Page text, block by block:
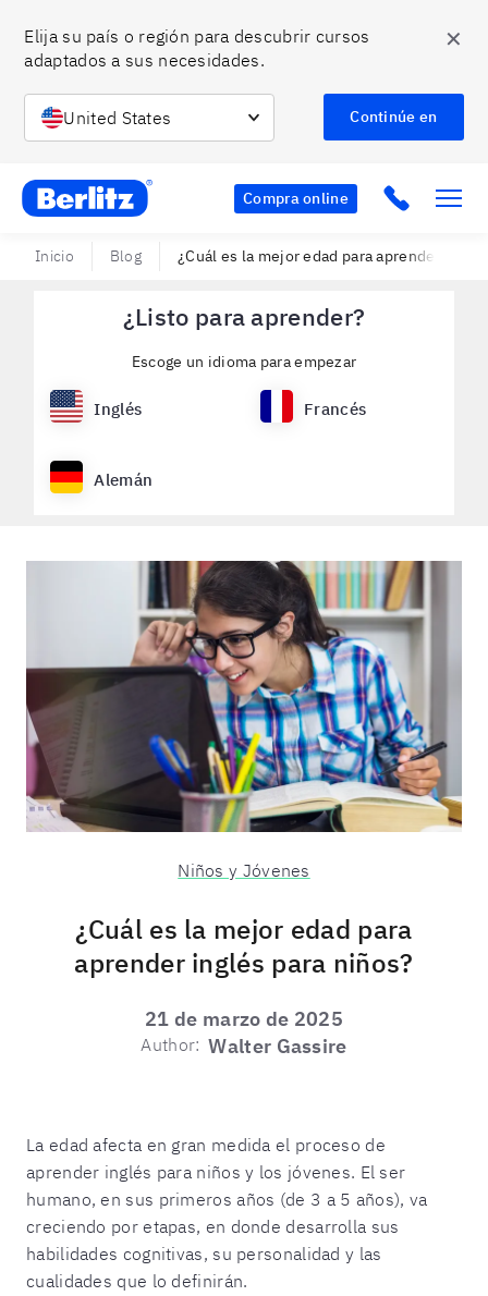
Elija su país o región para descubrir cursos
adaptados a sus necesidades.
United States Continúe en
✕
Berlitz CO Compra online Click to
Inicio Blog ¿Cuál es la mejor edad para aprender
¿Listo para aprender?
Escoge un idioma para empezar
Inglés Francés
Alemán
Niños y Jóvenes
¿Cuál es la mejor edad para
aprender inglés para niños?
21 de marzo de 2025
Author: Walter Gassire
La edad afecta en gran medida el proceso de
aprender inglés para niños y los jóvenes. El ser
humano, en sus primeros años (de 3 a 5 años), va
creciendo por etapas, en donde desarrolla sus
habilidades cognitivas, su personalidad y las
cualidades que lo definirán.